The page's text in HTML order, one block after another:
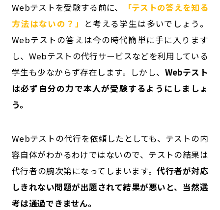
Webテストを受験する前に、
「テストの答えを知る
方法はないの？」
と考える学生は多いでしょう。
Webテストの答えは今の時代簡単に手に入ります
し、Webテストの代行サービスなどを利用している
学生も少なからず存在します。しかし、 Webテスト
は必ず自分の力で本人が受験するようにしましょ
う。
Webテストの代行を依頼したとしても、テストの内
容自体がわかるわけではないので、テストの結果は
代行者の腕次第になってしまいます。代行者が対応
しきれない問題が出題されて結果が悪いと、当然選
考は通過できません。